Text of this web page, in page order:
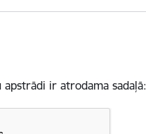
ir atrodama sadaļā: